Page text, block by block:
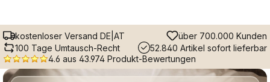
kostenloser Versand DE|AT
über 700.000 Kunden
100 Tage Umtausch-Recht
52.840 Artikel sofort lieferbar
4.6 aus 43.974 Produkt-Bewertungen